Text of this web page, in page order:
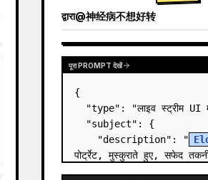
द्वारा@神经病不想好转
पूरा PROMPT देखें
{
"type": "लाइव स्ट्रीम UI
  "subject": {
    "description": "
पोर्ट्रेट, मुस्कुराते हुए, सफेद